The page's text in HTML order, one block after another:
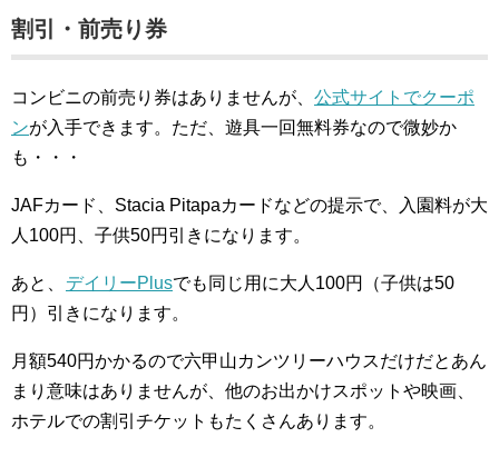
割引・前売り券
コンビニの前売り券はありませんが、 公式サイトでクーポ
ンが入手できます。ただ、遊具一回無料券なので微妙か
も・・・
JAFカード、Stacia Pitapaカードなどの提示で、入園料が大
人100円、子供50円引きになります。
あと、 デイリーPlusでも同じ用に大人100円（子供は50
円）引きになります。
月額540円かかるので六甲山カンツリーハウスだけだとあん
まり意味はありませんが、他のお出かけスポットや映画、
ホテルでの割引チケットもたくさんあります。